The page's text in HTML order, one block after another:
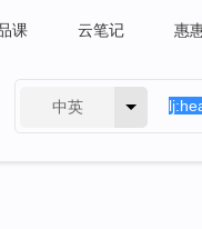
课 云笔记 惠
中英